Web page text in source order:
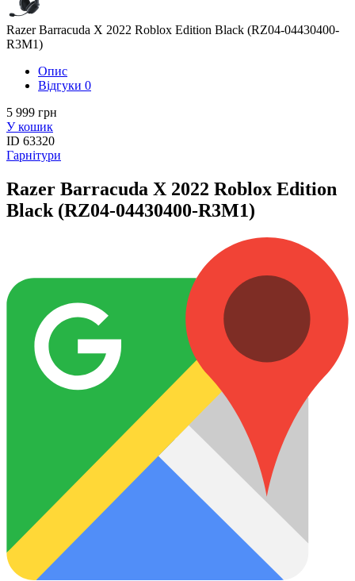
Razer Barracuda X 2022 Roblox Edition Black (RZ04-04430400-
R3M1)
Опис
Вiдгуки 0
5 999 грн
У кошик
ID 63320
Гарнітури
Razer Barracuda X 2022 Roblox Edition
Black (RZ04-04430400-R3M1)